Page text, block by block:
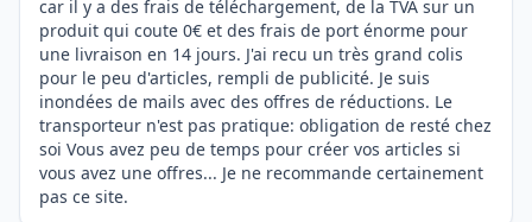
car il y a des frais de téléchargement, de la TVA sur un
produit qui coute 0€ et des frais de port énorme pour
une livraison en 14 jours. J'ai recu un très grand colis
pour le peu d'articles, rempli de publicité. Je suis
inondées de mails avec des offres de réductions. Le
transporteur n'est pas pratique: obligation de resté chez
soi Vous avez peu de temps pour créer vos articles si
vous avez une offres... Je ne recommande certainement
pas ce site.